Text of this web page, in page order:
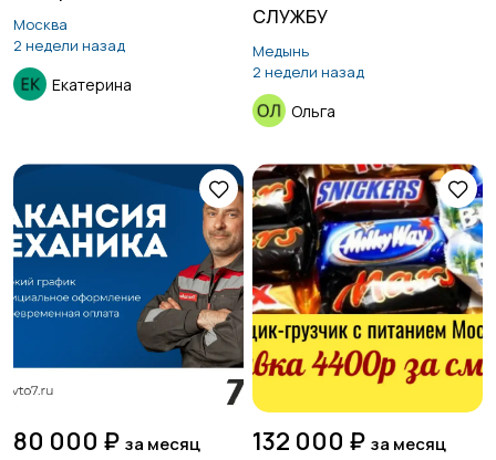
Москва
2 недели назад
Екатерина
СЛУЖБУ
Медынь
2 недели назад
Ольга
80 000 ₽ за месяц 132 000 ₽ за месяц